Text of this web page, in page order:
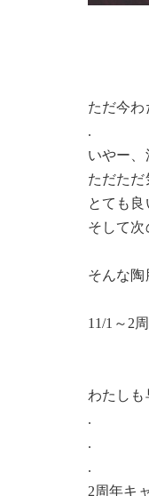
ただ今
.
いやー
ただただ
とても
そして
そんな
11/1～2
わたしも
.
.
.
2周年キ